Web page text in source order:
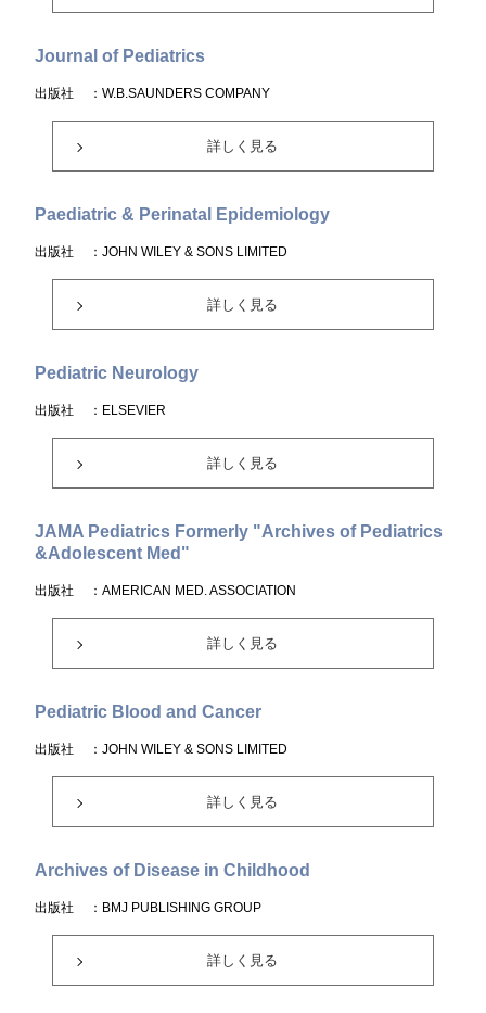
Journal of Pediatrics
出版社 ：W.B.SAUNDERS COMPANY
詳しく見る
Paediatric & Perinatal Epidemiology
出版社 ：JOHN WILEY & SONS LIMITED
詳しく見る
Pediatric Neurology
出版社 ：ELSEVIER
詳しく見る
JAMA Pediatrics Formerly "Archives of Pediatrics
&Adolescent Med"
出版社 ：AMERICAN MED. ASSOCIATION
詳しく見る
Pediatric Blood and Cancer
出版社 ：JOHN WILEY & SONS LIMITED
詳しく見る
Archives of Disease in Childhood
出版社 ：BMJ PUBLISHING GROUP
詳しく見る